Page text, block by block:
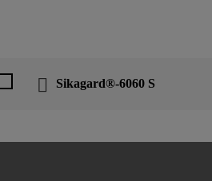
Sikagard®-6060 S